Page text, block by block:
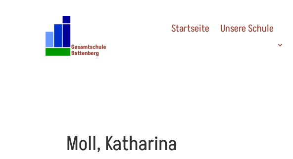
Startseite Unsere Schule
Moll, Katharina